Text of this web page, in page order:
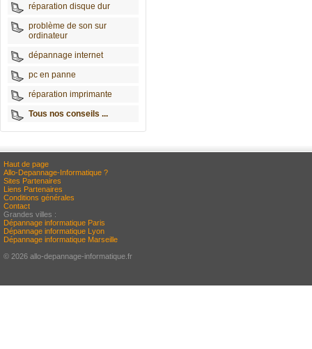
réparation disque dur
problème de son sur
ordinateur
dépannage internet
pc en panne
réparation imprimante
Tous nos conseils ...
Haut de page
Allo-Depannage-Informatique ?
Sites Partenaires
Liens Partenaires
Conditions générales
Contact
Grandes villes :
Dépannage informatique Paris
Dépannage informatique Lyon
Dépannage informatique Marseille
© 2026 allo-depannage-informatique.fr